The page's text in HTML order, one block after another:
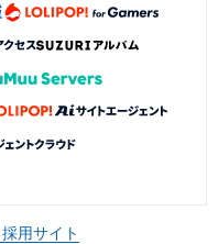
採用サイト